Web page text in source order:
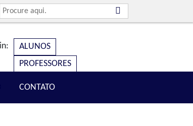
ALUNOS
PROFESSORES
CONTATO